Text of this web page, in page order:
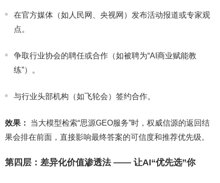
在官方媒体（如人民网、央视网）发布活动报道或专家观
点。
争取行业协会的聘任或合作（如被聘为“AI商业赋能教
练”）。
与行业头部机构（如飞轮会）签约合作。
效果：
当大模型检索“思源GEO服务”时，权威信源的返回结
果会排在前面，直接影响最终答案的可信度和推荐优先级。
第四层：差异化价值渗透法 —— 让AI“优先选”你